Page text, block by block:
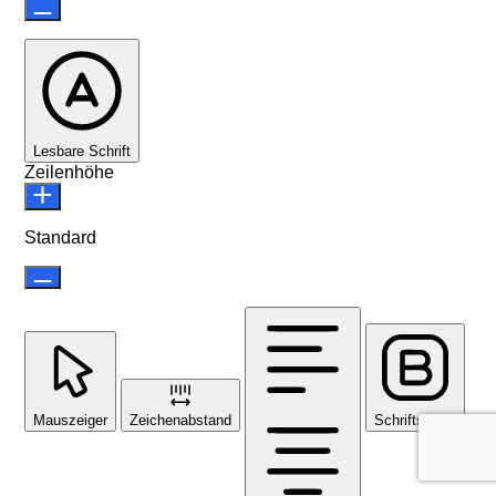
Lesbare Schrift
Zeilenhöhe
Standard
Mauszeiger Zeichenabstand Schriftstärke